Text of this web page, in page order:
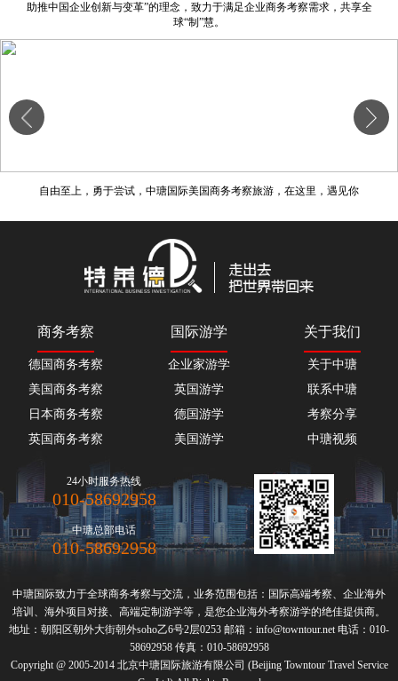
助推中国企业创新与变革”的理念，致力于满足企业商务考察需求，共享全
球“制”慧。
自由至上，勇于尝试，中瑭国际美国商务考察旅游，在这里，遇见你
商务考察
德国商务考察
美国商务考察
日本商务考察
英国商务考察
国际游学
企业家游学
英国游学
德国游学
美国游学
关于我们
关于中瑭
联系中瑭
考察分享
中瑭视频
24小时服务热线
010-58692958
中瑭总部电话
010-58692958
中瑭国际致力于全球商务考察与交流，业务范围包括：国际高端考察、 企业海外
培训 、海外项目对接、高端定制游学等，是您企业海外考察游学的绝佳提供商。
地址：朝阳区朝外大街朝外soho乙6号2层0253 邮箱：info@towntour.net 电话：010-
58692958 传真：010-58692958
Copyright @ 2005-2014 北京中瑭国际旅游有限公司 (Beijing Towntour Travel Service